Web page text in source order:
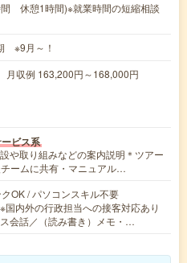
休憩1時間)※就業時間の短縮相談
※9月～！
収例 163,200円～168,000円
ビス系
や取り組みなどの案内説明＊ツアー
ームに共有・マニュアル…
OK / パソコンスキル不要
国内外の行政担当への接客対応あり
会話／（読み書き）メモ・…